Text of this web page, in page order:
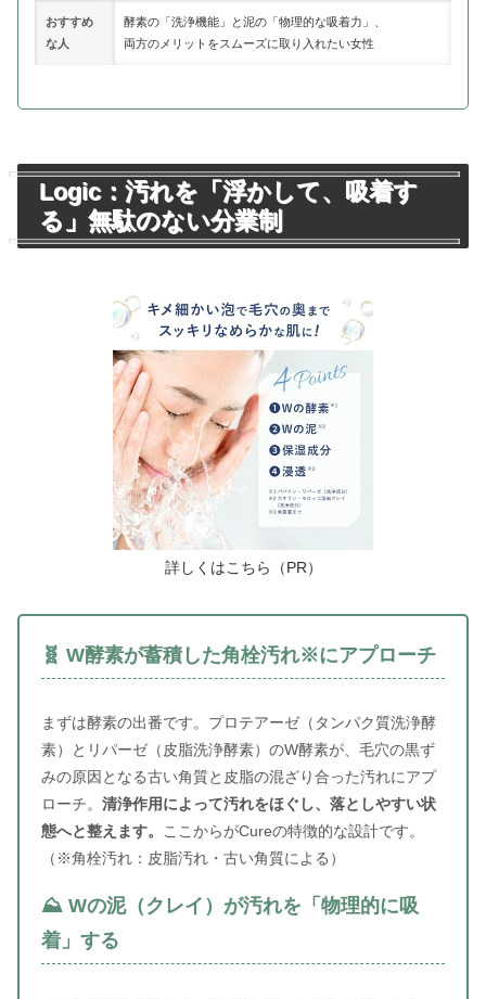
おすすめ
な人
酵素の「洗浄機能」と泥の「物理的な吸着力」、
両方のメリットをスムーズに取り入れたい女性
Logic：汚れを「浮かして、吸着す
る」無駄のない分業制
詳しくはこちら（PR）
🧬 W酵素が蓄積した角栓汚れ※にアプローチ
まずは酵素の出番です。プロテアーゼ（タンパク質洗浄酵
素）とリパーゼ（皮脂洗浄酵素）のW酵素が、毛穴の黒ず
みの原因となる古い角質と皮脂の混ざり合った汚れにアプ
ローチ。 清浄作用によって汚れをほぐし、落としやすい状
態へと整えます。 ここからがCureの特徴的な設計です。
（※角栓汚れ：皮脂汚れ・古い角質による）
⛰️ Wの泥（クレイ）が汚れを「物理的に吸
着」する